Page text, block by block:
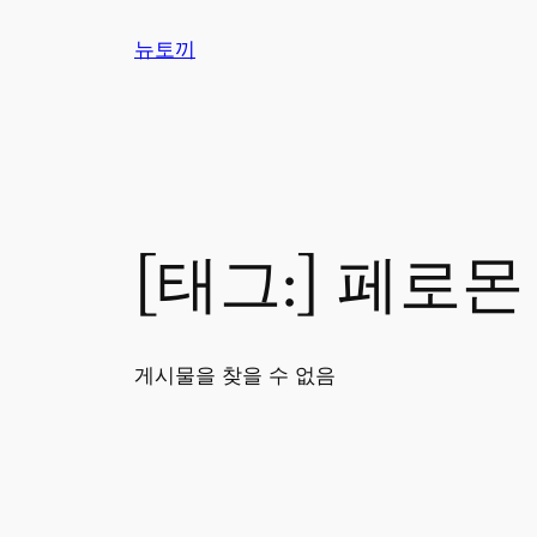
뉴토끼
[태그:] 페로
게시물을 찾을 수 없음